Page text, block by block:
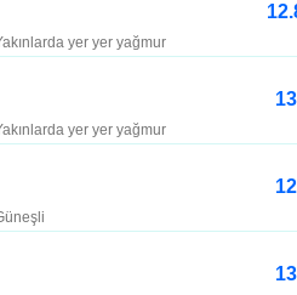
yer yer yağmur
yer yer yağmur